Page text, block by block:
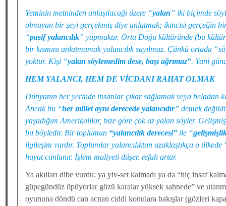
Yeminin metninden anlaşılacağı üzere “yalan” iki biçimde
olmayan bir şeyi gerçekmiş diye anlatmak; ikincisi gerçeğin bir
“pasif yalancılık” yapmaktır. Orta Doğu kültüründe (bu
bir kısmını anlatmamak yalancılık sayılmaz. Çünkü ortada
yoktur. Kişi “yalan söylemedim dese, başı ağrımaz”. Yani
HEM YALANCI, HEM DE VİCDANI RAHAT OLMAK
Dünyanın her yerinde insanlar çıkar sağlamak veya beladan
Ancak bu “her millet aynı derecede yalancıdır” demek
yaşadığım Amerikalılar, bize göre çok az yalan söyler.
bu böyledir. Bir toplumun “yalancılık derecesi” ile “
ilgileşim vardır. Toplumlar yalancılıktan uzaklaştıkça o
hayat canlanır. İşlem maliyeti düşer, refah artar.
Ya akılları dibe vurdu; ya yiv-set kalmadı ya da “hiç insaf
güpegündüz öpüyorlar gözü karalar yüksek sahnede” ve
oyununa döndü can acıtan ciddi konulara bakışlar (gözleri